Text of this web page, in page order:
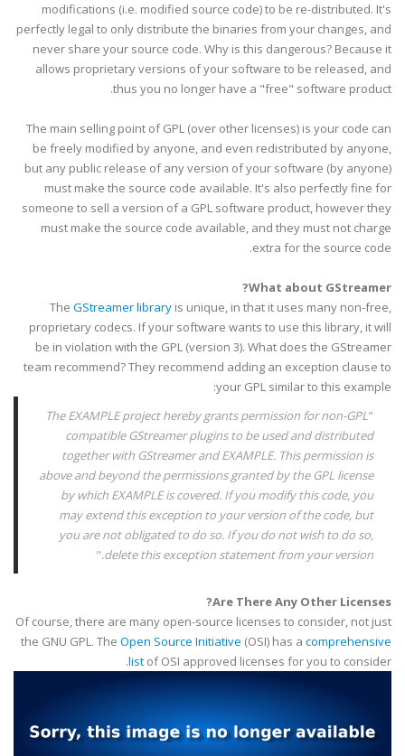
modifications (i.e. modified source code) to be re-distributed. It's
perfectly legal to only distribute the binaries from your changes, and
never share your source code. Why is this dangerous? Because it
allows proprietary versions of your software to be released, and
thus you no longer have a "free" software product.
The main selling point ofGPL (over other licenses) is your code can
be freely modified by anyone, and even redistributed by anyone,
but any public release of any version of your software (by anyone)
must make the source code available. It's also perfectly fine for
someone to sell a version of a GPL software product, however they
must make the source code available, and they must not charge
extra for the source code.
What about GStreamer
?
The GStreamerlibrary is unique, in that it uses many non-free,
proprietary codecs. If your software wants to use this library, it will
be in violation with the GPL (version 3). What does the GStreamer
team recommend? They recommend adding an exception clause to
your GPL similar to this example:
"
The EXAMPLE project hereby grants permission for non-GPL
compatible GStreamer pluginsto be used and distributed
together with GStreamerandEXAMPLE. This permission is
above and beyond the permissions granted by the GPL license
by which EXAMPLEis covered. If you modify this code, you
may extend this exception to your version of the code, but
you are not obligated to do so. If you do not wish to do so,
delete this exception statement from your version.
"
Are There Any Other Licenses?
Of course, there are many open-source licenses to consider, not just
the GNU GPL. The Open Source Initiative (OSI) has a comprehensive
list ofOSI approved licenses for you to consider.